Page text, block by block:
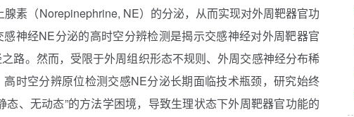
素（Norepinephrine, NE）的分泌，从而实现对外周靶器官功
神经NE分泌的高时空分辨检测是揭示交感神经对外周靶器官
路。然而，受限于外周组织形态不规则、外周交感神经分布稀
时空分辨原位检测交感NE分泌长期面临技术瓶颈，研究始终
态、无动态”的方法学困境，导致生理状态下外周靶器官功能的